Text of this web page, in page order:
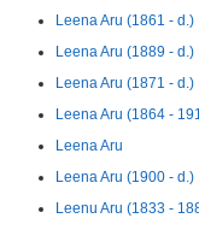
Leena Aru (1861 - d.)
Leena Aru (1889 - d.)
Leena Aru (1871 - d.)
Leena Aru (1864 -
Leena Aru
Leena Aru (1900 - d.)
Leenu Aru (1833 -